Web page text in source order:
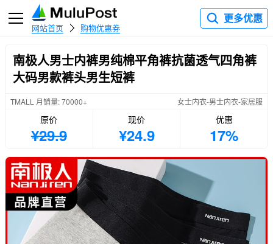
网站首页 购物优惠券
更多优惠
南极人男士内裤男纯棉平角裤抗菌透气四角裤
大码男款裤头男生短裤
TMALL 月销量: 70000+ 女士内衣-男士内衣-家居服
原价
¥29.9
现价
¥24.9
优惠
17%